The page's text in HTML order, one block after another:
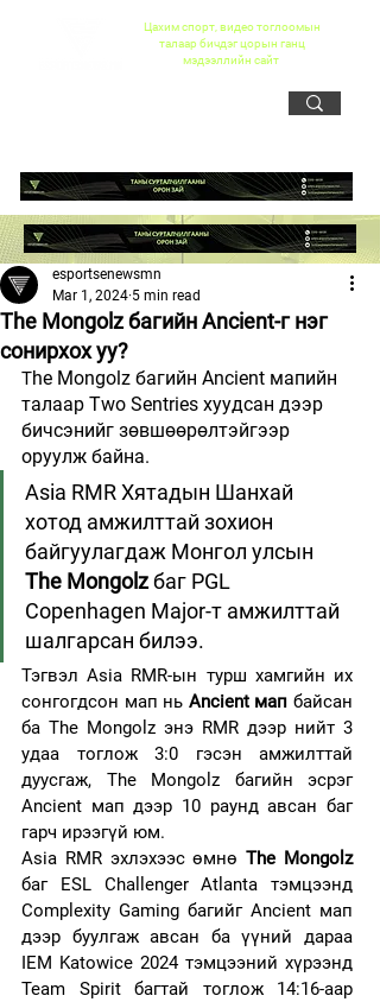
Цахим спорт, видео тоглоомын
талаар бичдэг цорын ганц
мэдээллийн сайт
The Mongolz багийн Ancient-г нэг
сонирхох уу?
esportsenewsmn
Mar 1, 2024 5 min read
The Mongolz багийн Ancient мапийн
талаар Two Sentries хуудсан дээр
бичсэнийг зөвшөөрөлтэйгээр
оруулж байна.
Asia RMR Хятадын Шанхай
хотод амжилттай зохион
байгуулагдаж Монгол улсын
The Mongolz баг PGL
Copenhagen Major-т амжилттай
шалгарсан билээ.
Тэгвэл Asia RMR-ын турш хамгийн их
сонгогдсон мап нь Ancient мап байсан
ба The Mongolz энэ RMR дээр нийт 3
удаа тоглож 3:0 гэсэн амжилттай
дуусгаж, The Mongolz багийн эсрэг
Ancient мап дээр 10 раунд авсан баг
гарч ирээгүй юм.
Asia RMR эхлэхээс өмнө The Mongolz
баг ESL Challenger Atlanta тэмцээнд
Complexity Gaming багийг Ancient мап
дээр буулгаж авсан ба үүний дараа
IEM Katowice 2024 тэмцээний хүрээнд
Team Spirit багтай тоглож 14:16-aap